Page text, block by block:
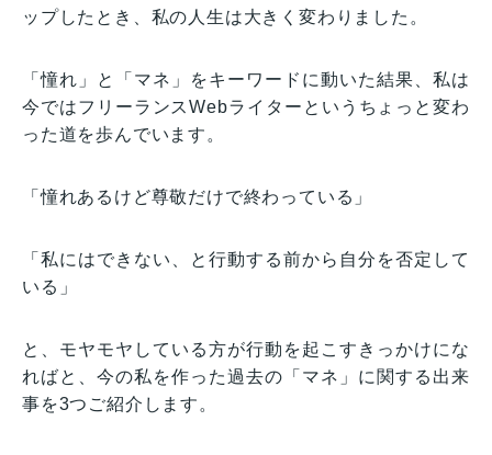
ップしたとき、私の人生は大きく変わりました。
「憧れ」と「マネ」をキーワードに動いた結果、私は
今ではフリーランスWebライターというちょっと変わ
った道を歩んでいます。
「憧れあるけど尊敬だけで終わっている」
「私にはできない、と行動する前から自分を否定して
いる」
と、モヤモヤしている方が行動を起こすきっかけにな
ればと、今の私を作った過去の「マネ」に関する出来
事を3つご紹介します。